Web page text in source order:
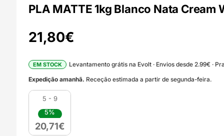
PLA MATTE 1kg Blanco Nata Cream
21,80€
EM STOCK
Levantamento grátis na Evolt · Envios desde 2.99€ ·
Expedição amanhã. Receção estimada a partir de segunda-feira.
5 - 9
5%
20,71€